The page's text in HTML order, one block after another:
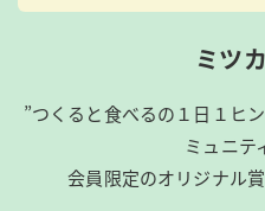
ミツ
”つくると食べるの１日１ヒ
ミュニテ
会員限定のオリジナル